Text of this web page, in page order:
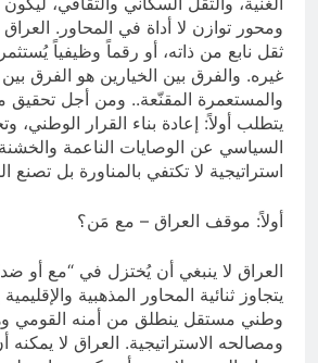
ومحور توازن لا أداة في المحاور.
ثقل نابع من ذاته، أو رقماً وظيفياً
غيره. والفرق بين الخيارين هو الفرق بين
والمستعمرة المقنّعة.. ومن أجل تحقيق
يتطلب أولاً: إعادة بناء القرار الوطني،
السياسي عن الوصايات الناعمة
استراتيجية لا تكتفي بالمناورة بل تصنع
أولاً: موقف العراق – مع مَن؟
العراق لا ينبغي أن يُختزل في “مع أو
يتجاوز ثنائية المحاور المذهبية
وطني مستقل ينطلق من أمنه القومي
ومصالحه الاستراتيجية. العراق لا